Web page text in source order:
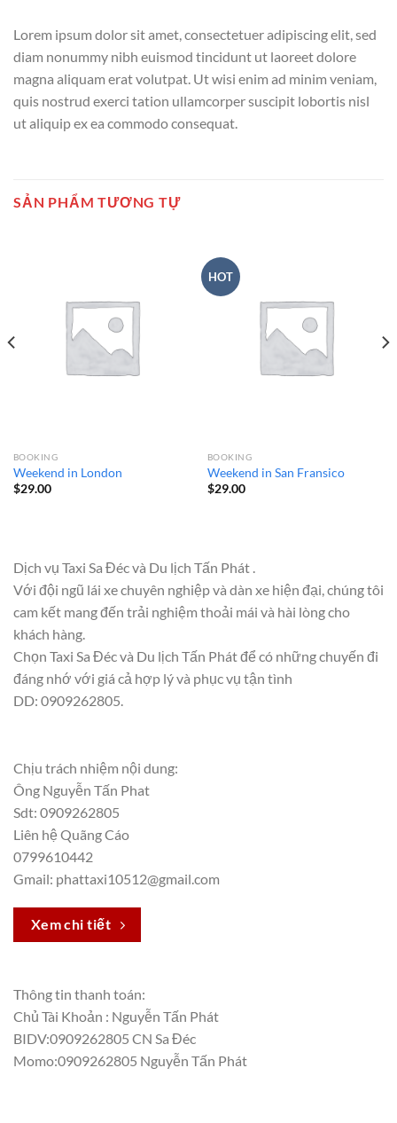
Lorem ipsum dolor sit amet, consectetuer adipiscing elit, sed
diam nonummy nibh euismod tincidunt ut laoreet dolore
magna aliquam erat volutpat. Ut wisi enim ad minim veniam,
quis nostrud exerci tation ullamcorper suscipit lobortis nisl
ut aliquip ex ea commodo consequat.
SẢN PHẨM TƯƠNG TỰ
BOOKING
Weekend in London
$29.00
HOT
BOOKING
Weekend in San Fransico
$29.00
Dịch vụ Taxi Sa Đéc và Du lịch Tấn Phát .
Với đội ngũ lái xe chuyên nghiệp và dàn xe hiện đại, chúng tôi
cam kết mang đến trải nghiệm thoải mái và hài lòng cho
khách hàng.
Chọn Taxi Sa Đéc và Du lịch Tấn Phát để có những chuyến đi
đáng nhớ với giá cả hợp lý và phục vụ tận tình
DD: 0909262805.
Chịu trách nhiệm nội dung:
Ông Nguyễn Tấn Phat
Sdt: 0909262805
Liên hệ Quãng Cáo
0799610442
Gmail: phattaxi10512@gmail.com
Xem chi tiết
Thông tin thanh toán:
Chủ Tài Khoản : Nguyễn Tấn Phát
BIDV:0909262805 CN Sa Đéc
Momo:0909262805 Nguyễn Tấn Phát